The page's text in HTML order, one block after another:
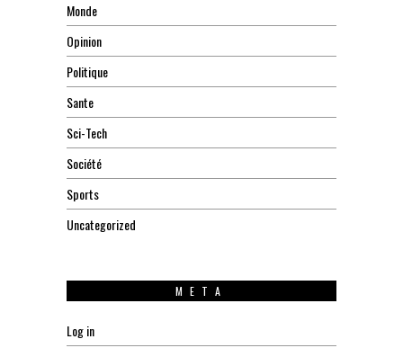
Monde
Opinion
Politique
Sante
Sci-Tech
Société
Sports
Uncategorized
META
Log in